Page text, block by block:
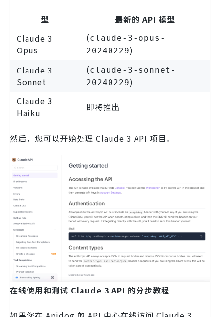
型
最新的 API 模型
Claude 3
Opus
(claude-3-opus-
20240229)
Claude 3
Sonnet
(claude-3-sonnet-
20240229)
Claude 3
Haiku
即将推出
然后，您可以开始处理 Claude 3 API 项目。
在线使用和测试 Claude 3 API 的分步教程